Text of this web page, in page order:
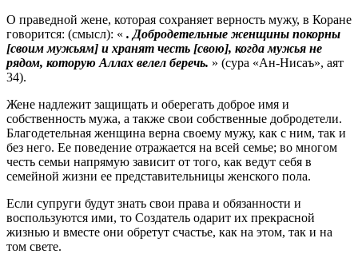
О праведной жене, которая сохраняет верность мужу, в Коране
говорится: (смысл): « . Добродетельные женщины покорны
[своим мужьям] и хранят честь [свою], когда мужья не
рядом, которую Аллах велел беречь. » (сура «Ан-Нисаъ», аят
34).
Жене надлежит защищать и оберегать доброе имя и
собственность мужа, а также свои собственные добродетели.
Благодетельная женщина верна своему мужу, как с ним, так и
без него. Ее поведение отражается на всей семье; во многом
честь семьи напрямую зависит от того, как ведут себя в
семейной жизни ее представительницы женского пола.
Если супруги будут знать свои права и обязанности и
воспользуются ими, то Создатель одарит их прекрасной
жизнью и вместе они обретут счастье, как на этом, так и на
том свете.